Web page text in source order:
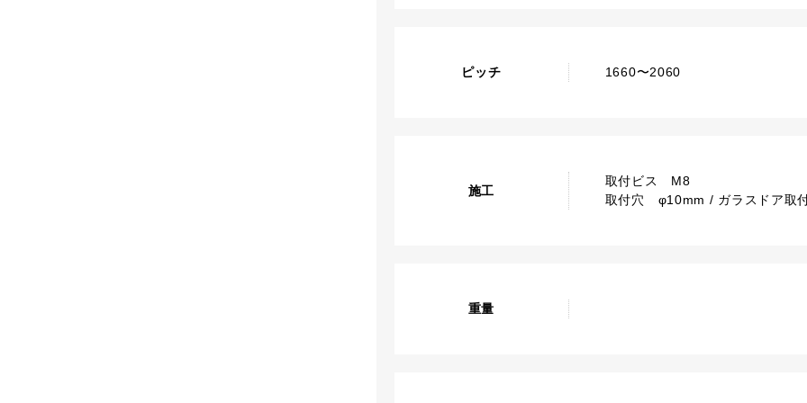
ピッチ 1660〜2060
施工
取付ビス M8
取付穴 φ10mm / ガラスドア取
重量